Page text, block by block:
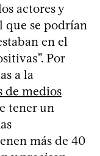
actores y
que se podrían
en el
Por
a la
de medios
tener un
más de 40